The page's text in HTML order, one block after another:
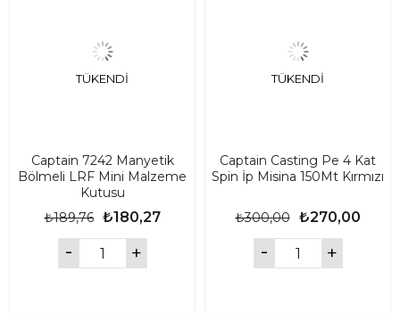
TÜKENDI
Captain 7242 Manyetik
Bölmeli LRF Mini Malzeme
Kutusu
₺180,27
₺189,76
TÜKENDI
Captain Casting Pe 4 Kat
Spin İp Misina 150Mt Kırmızı
₺270,00
₺300,00